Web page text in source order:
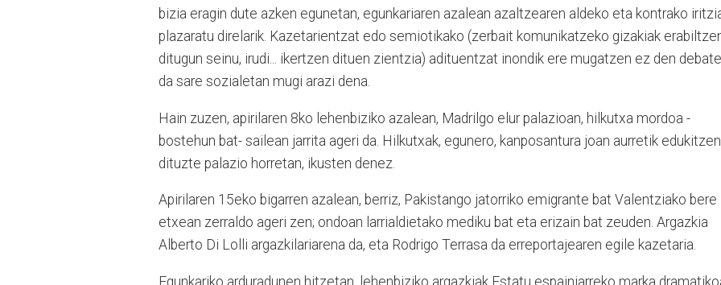
bizia eragin dute azken egunetan, egunkariaren azalean azaltzearen aldeko eta kontrako
plazaratu direlarik. Kazetarientzat edo semiotikako (zerbait komunikatzeko gizakiak
ditugun seinu, irudi... ikertzen dituen zientzia) adituentzat inondik ere mugatzen ez den
da sare sozialetan mugi arazi dena.
Hain zuzen, apirilaren 8ko lehenbiziko azalean, Madrilgo elur palazioan, hilkutxa mordoa -
bostehun bat- sailean jarrita ageri da. Hilkutxak, egunero, kanposantura joan aurretik edukitzen
dituzte palazio horretan, ikusten denez.
Apirilaren 15eko bigarren azalean, berriz, Pakistango jatorriko emigrante bat Valentziako bere
etxean zerraldo ageri zen; ondoan larrialdietako mediku bat eta erizain bat zeuden. Argazkia
Alberto Di Lolli argazkilariarena da, eta Rodrigo Terrasa da erreportajearen egile kazetaria.
Egunkariko arduradunen hitzetan, lehenbiziko argazkiak Estatu espainiarreko marka